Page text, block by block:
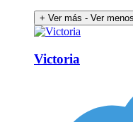
+ Ver más - Ver menos
Victoria